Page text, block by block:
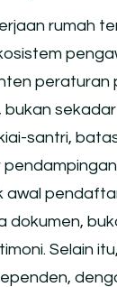
rumah
peraturan
bukan
santri,
awal
dokumen,
Selain